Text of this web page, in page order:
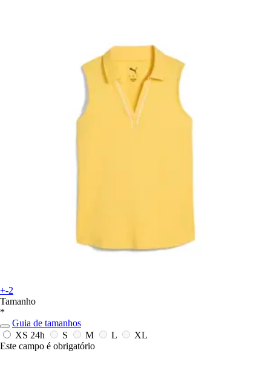
+-2
Tamanho
*
Guia de tamanhos
XS 24h S M L
XL
Este campo é obrigatório